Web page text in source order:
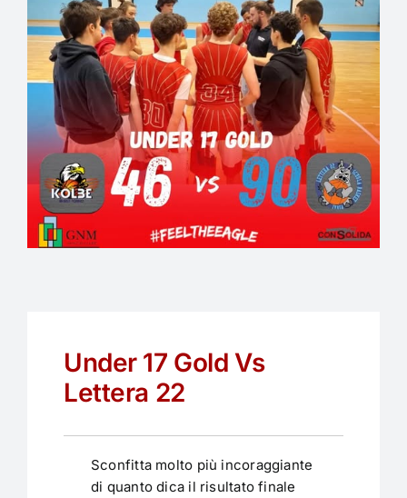
EVENTI
PARTNERS
ARTICOLI PROMOZIONALI
CONTATTI
Under 17 Gold Vs
Lettera 22
Sconfitta molto più incoraggiante
di quanto dica il risultato finale